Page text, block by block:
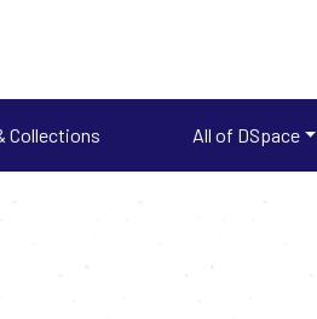
Collections All of DSpace